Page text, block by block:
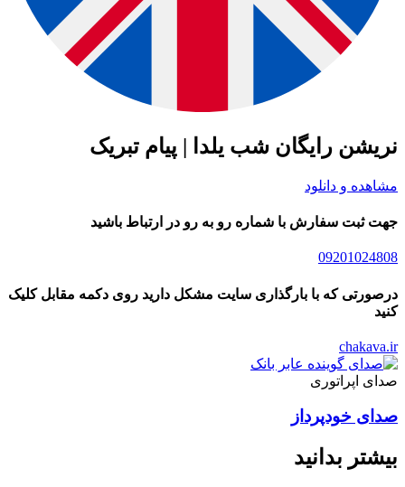
نریشن رایگان شب یلدا | پیام تبریک
مشاهده و دانلود
جهت ثبت سفارش با شماره رو به رو در ارتباط باشید
09201024808
درصورتی که با بارگذاری سایت مشکل دارید روی دکمه مقابل کلیک
کنید
chakava.ir
صدای اپراتوری
صدای خودپرداز
بیشتر بدانید